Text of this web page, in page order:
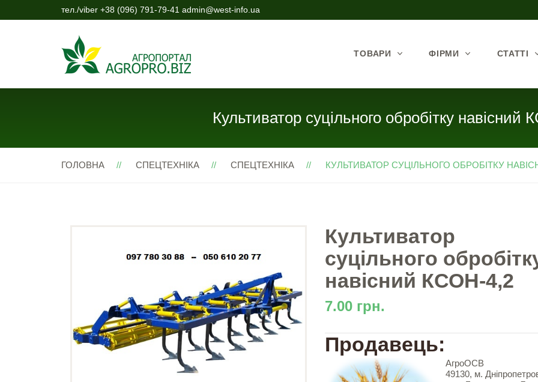
тел./viber +38 (096) 791-79-41 admin@west-info.ua
ТОВАРИ ФІРМИ СТАТТІ
Культиватор суцільного обробітку навісний
ГОЛОВНА СПЕЦТЕХНІКА СПЕЦТЕХНІКА КУЛЬТИВАТОР СУЦІЛЬНОГО ОБРОБІТКУ
Культиватор
суцільного
навісний КСОН-4,2
7.00 грн.
Продавець:
АгроОСВ
49130, м.